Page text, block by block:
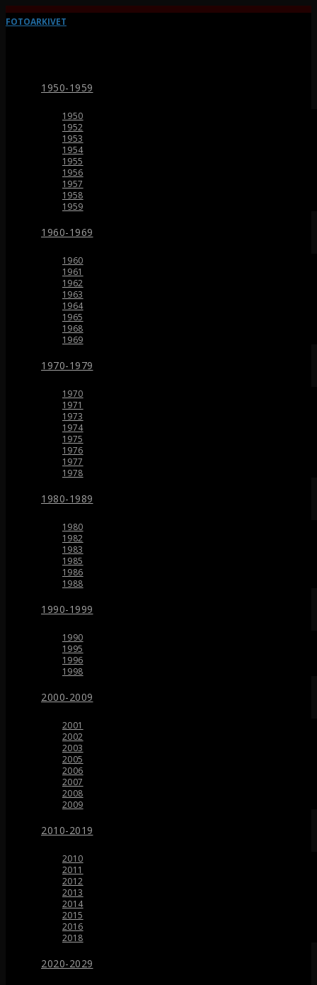
FOTOARKIVET
1950-1959
1950
1952
1953
1954
1955
1956
1957
1958
1959
1960-1969
1960
1961
1962
1963
1964
1965
1968
1969
1970-1979
1970
1971
1973
1974
1975
1976
1977
1978
1980-1989
1980
1982
1983
1985
1986
1988
1990-1999
1990
1995
1996
1998
2000-2009
2001
2002
2003
2005
2006
2007
2008
2009
2010-2019
2010
2011
2012
2013
2014
2015
2016
2018
2020-2029